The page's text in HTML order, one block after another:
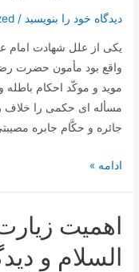
دیدگاه‌ خود را بنویسید /
یكی از علل شهادت امام
واقع بود مأمون حضرت
موید و موكّد احكام باطله
مسأله ای حكمی را خلاف
جائره و حكَّام جابره
علی
الرِّضا
ادامه »
اهمیت
السلام و